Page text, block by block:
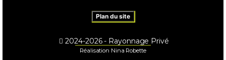
Plan du site
2024-2026 - Rayonnage Privé
Réalisation Nina Robette